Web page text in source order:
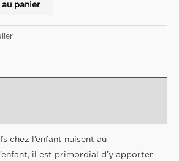
panier
chez l’enfant nuisent au
il est primordial d’y apporter